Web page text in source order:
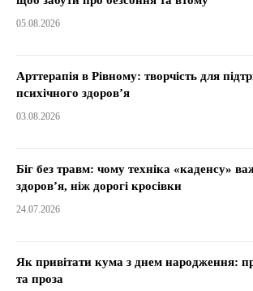
05.08.2026
Арттерапія в Рівному: творчість для
психічного здоров’я
03.08.2026
Біг без травм: чому техніка «каденсу»
здоров’я, ніж дорогі кросівки
24.07.2026
Як привітати кума з днем народження:
та проза